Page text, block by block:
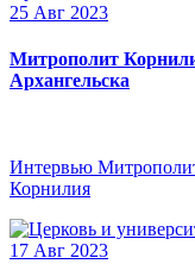
25 Авг 2023
Митрополит
Архангельска
Интервью
Корнилия
17 Авг 2023